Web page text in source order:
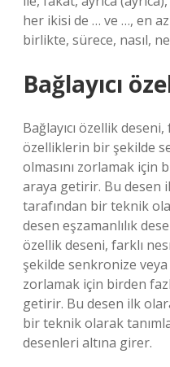
her ikisi de … ve …, en
birlikte, sürece, nasıl,
Bağlayıcı
Bağlayıcı özellik
özelliklerin bir şekilde
olmasını zorlamak için
araya getirir. Bu desen
tarafından bir teknik
desen eşzamanlılık
özellik deseni, farklı
şekilde senkronize
zorlamak için birden
getirir. Bu desen ilk
bir teknik olarak
desenleri altına girer.